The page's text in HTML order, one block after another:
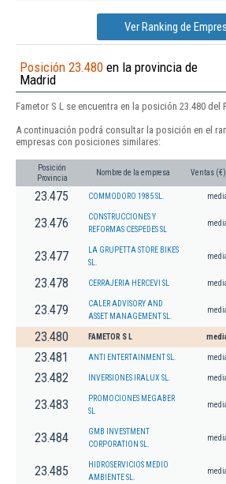
Ver Ranking de
Posición 23.480 en la provincia de
Madrid
Fametor S L se encuentra en la posición 23.480 del
A continuación podrá consultar la posición en el
empresas con posiciones similares:
Posición
Provincia
Nombre de la empresa Ventas (€)
23.475 COMMODORO 1985 SL.
23.476
CONSTRUCCIONES Y
REFORMAS CESPEDES SL
23.477
LA GRUPETTA STORE BIKES
SL.
23.478 CERRAJERIA HERCEVI SL
23.479
CALER ADVISORY AND
ASSET MANAGEMENT SL.
23.480 FAMETOR S L
23.481 ANTI ENTERTAINMENT SL.
23.482 INVERSIONES IRALUX SL.
23.483
PROMOCIONES MEGABER
SL
23.484
GMB INVESTMENT
CORPORATION SL.
23.485
HIDROSERVICIOS MEDIO
AMBIENTE SL.